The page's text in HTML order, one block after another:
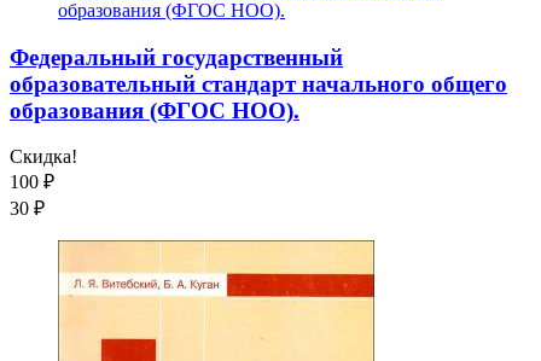
Федеральный государственный
образовательный стандарт начального общего
образования (ФГОС НОО).
Скидка!
100 ₽
30 ₽